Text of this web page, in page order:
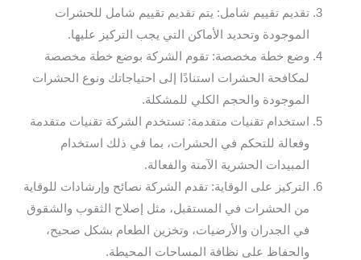
تقديم تقييم شامل: يتم تقديم تقييم شامل للحشرات
الموجودة وتحديد الأماكن التي يجب التركيز عليها.
وضع خطة مخصصة: تقوم الشركة بوضع خطة مخصصة
لمكافحة الحشرات استنادًا إلى احتياجاتك ونوع الحشرات
الموجودة والحجم الكلي للمشكلة.
استخدام تقنيات متقدمة: تستخدم الشركة تقنيات متقدمة
وفعالة للتحكم في الحشرات، بما في ذلك استخدام
المبيدات الحشرية الآمنة والفعالة.
التركيز على الوقاية: تقدم الشركة نصائح وإرشادات للوقاية
من الحشرات في المستقبل، مثل إصلاح الثقوب والشقوق
في الجدران والأرضيات، وتخزين الطعام بشكل صحيح،
والحفاظ على نظافة المساحات المحيطة.